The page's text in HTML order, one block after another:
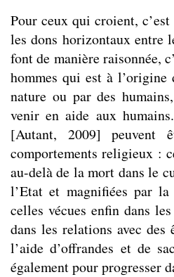
Pour ceux qui croient,
les dons horizontaux entre
font de manière raisonnée,
hommes qui est à
nature ou par des
venir en aide aux
[Autant, 2009] peuvent
comportements religieux :
au-delà de la mort dans le
l’Etat et magnifiées par
celles vécues enfin dans
dans les relations avec
l’aide d’offrandes et de
également pour progresser